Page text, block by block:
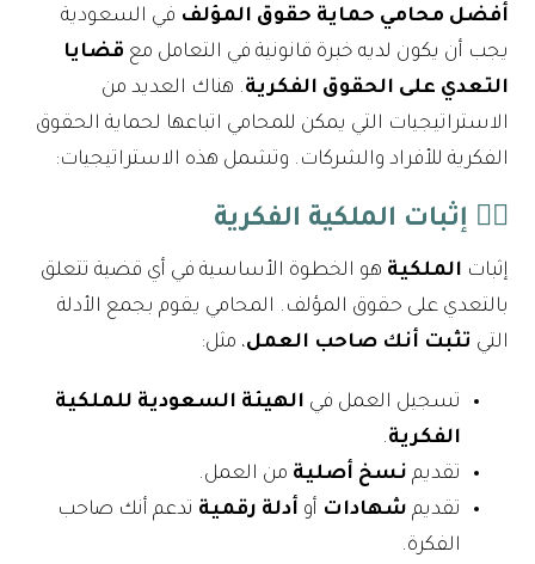
أفضل محامي حماية حقوق المؤلف في السعودية
يجب أن يكون لديه خبرة قانونية في التعامل مع قضايا
التعدي على الحقوق الفكرية. هناك العديد من
الاستراتيجيات التي يمكن للمحامي اتباعها لحماية الحقوق
الفكرية للأفراد والشركات. وتشمل هذه الاستراتيجيات:
١️⃣ إثبات الملكية الفكرية
إثبات الملكية هو الخطوة الأساسية في أي قضية تتعلق
بالتعدي على حقوق المؤلف. المحامي يقوم بجمع الأدلة
التي تثبت أنك صاحب العمل، مثل:
تسجيل العمل في الهيئة السعودية للملكية
الفكرية.
تقديم نسخ أصلية من العمل.
تقديم شهادات أو أدلة رقمية تدعم أنك صاحب
الفكرة.